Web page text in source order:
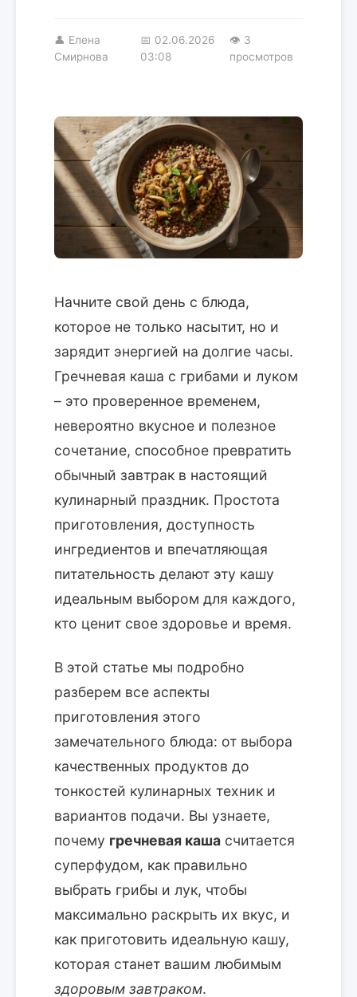
👤 Елена
Смирнова
📅 02.06.2026
03:08
👁 3
просмотров
Начните свой день с блюда,
которое не только насытит, но и
зарядит энергией на долгие часы.
Гречневая каша с грибами и луком
– это проверенное временем,
невероятно вкусное и полезное
сочетание, способное превратить
обычный завтрак в настоящий
кулинарный праздник. Простота
приготовления, доступность
ингредиентов и впечатляющая
питательность делают эту кашу
идеальным выбором для каждого,
кто ценит свое здоровье и время.
В этой статье мы подробно
разберем все аспекты
приготовления этого
замечательного блюда: от выбора
качественных продуктов до
тонкостей кулинарных техник и
вариантов подачи. Вы узнаете,
почему гречневая каша считается
суперфудом, как правильно
выбрать грибы и лук, чтобы
максимально раскрыть их вкус, и
как приготовить идеальную кашу,
которая станет вашим любимым
здоровым завтраком.